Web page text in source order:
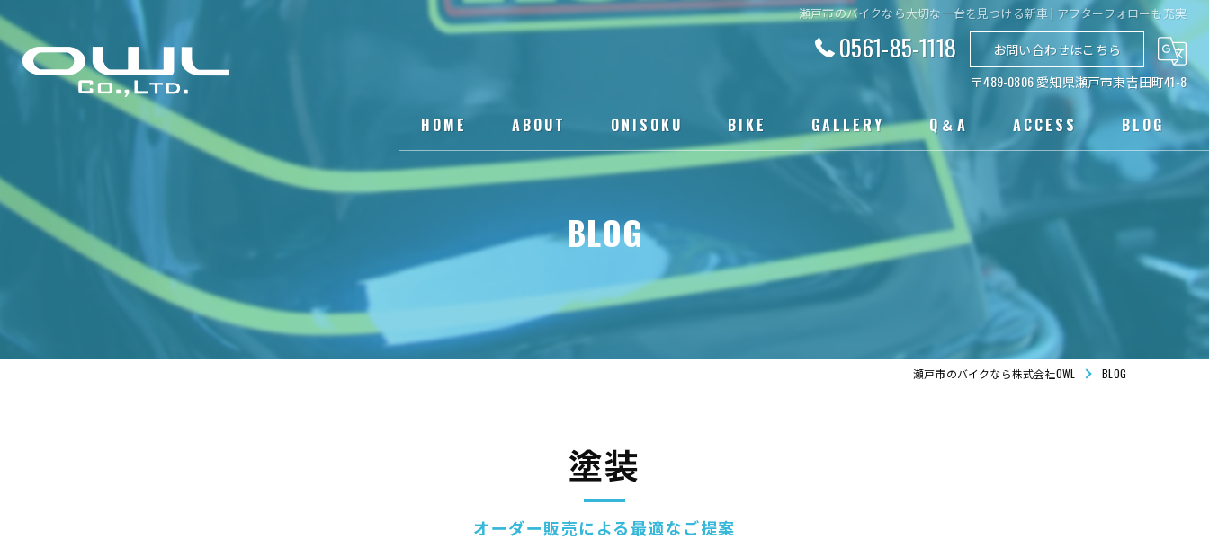
瀬戸市のバイクなら大切な一台を見つける新車 | アフターフォローも充実
0561-85-1118
お問い合わせはこちら
〒489-0806 愛知県瀬戸市東吉田町41-8
HOME ABOUT ONISOKU BIKE GALLERY Q＆A ACCESS BLOG
BLOG
瀬戸市のバイクなら株式会社OWL BLOG
塗装
オーダー販売による最適なご提案